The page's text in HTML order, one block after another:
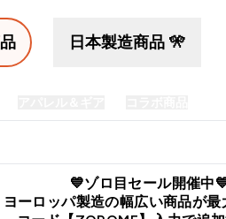
日本製造商品 🎌
💙ゾロ目セール開催中
ヨーロッパ製造の幅広い商品が